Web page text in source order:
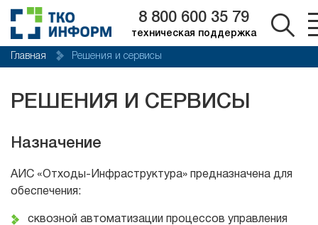
8 800 600 35 79
техническая поддержка
Главная Решения и сервисы
РЕШЕНИЯ И СЕРВИСЫ
Назначение
АИС «Отходы-Инфраструктура» предназначена для
обеспечения:
сквозной автоматизации процессов управления